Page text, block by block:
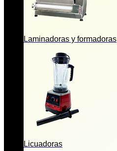
Laminadoras y formadoras
Licuadoras